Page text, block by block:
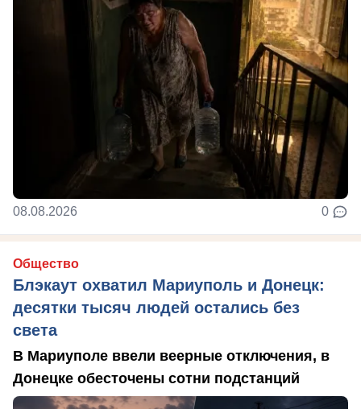
08.08.2026 0
Общество
Блэкаут охватил Мариуполь и Донецк:
десятки тысяч людей остались без
света
В Мариуполе ввели веерные отключения, в
Донецке обесточены сотни подстанций